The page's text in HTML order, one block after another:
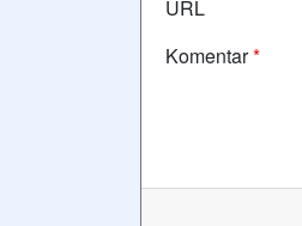
URL
Komentar*